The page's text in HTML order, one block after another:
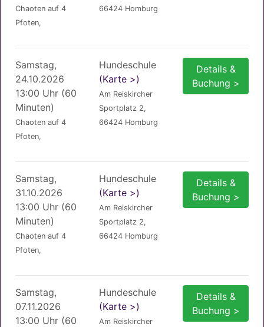
Chaoten auf 4
Pfoten,
66424 Homburg
Samstag,
24.10.2026
13:00 Uhr (60
Minuten)
Chaoten auf 4
Pfoten,
Hundeschule
(Karte >)
Am Reiskircher
Sportplatz 2,
66424 Homburg
Details &
Buchung >
Samstag,
31.10.2026
13:00 Uhr (60
Minuten)
Chaoten auf 4
Pfoten,
Hundeschule
(Karte >)
Am Reiskircher
Sportplatz 2,
66424 Homburg
Details &
Buchung >
Samstag,
07.11.2026
13:00 Uhr (60
Hundeschule
(Karte >)
Am Reiskircher
Details &
Buchung >